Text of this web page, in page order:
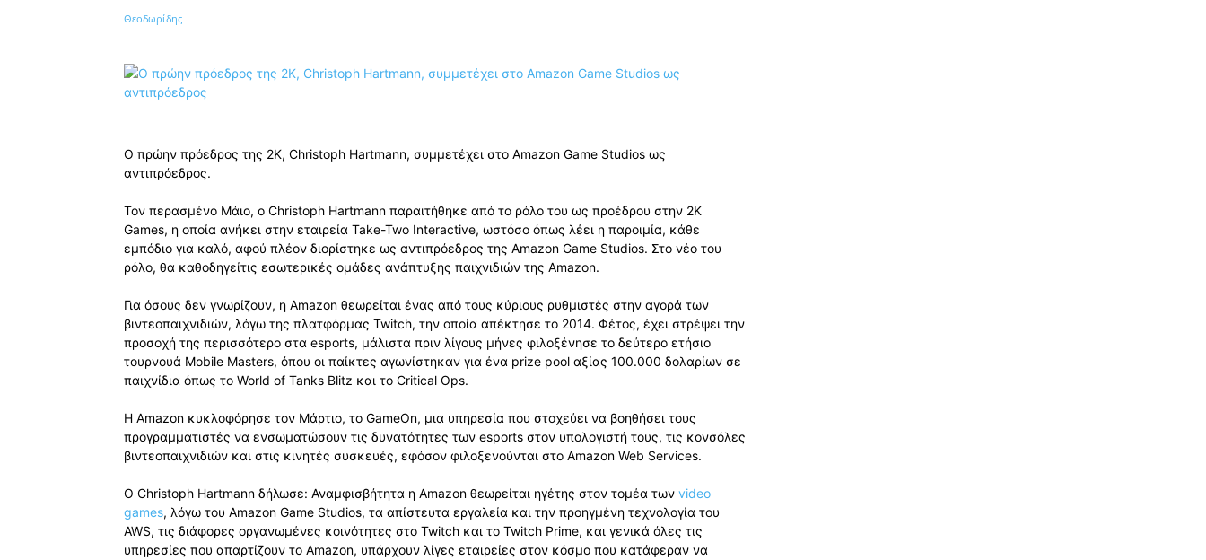
Κοινοποίηση
Ο πρώην πρόεδρος της 2K, Christoph Hartmann, συμμετέχει στο Amazon Game Studios ως
αντιπρόεδρος.
Τον περασμένο Μάιο, ο Christoph Hartmann παραιτήθηκε από το ρόλο του ως προέδρου στην 2K
Games, η οποία ανήκει στην εταιρεία Take-Two Interactive, ωστόσο όπως λέει η παροιμία, κάθε
εμπόδιο για καλό, αφού πλέον διορίστηκε ως αντιπρόεδρος της Amazon Game Studios. Στο νέο του
ρόλο, θα καθοδηγείτις εσωτερικές ομάδες ανάπτυξης παιχνιδιών της Amazon.
Για όσους δεν γνωρίζουν, η Amazon θεωρείται ένας από τους κύριους ρυθμιστές στην αγορά των
βιντεοπαιχνιδιών, λόγω της πλατφόρμας Twitch, την οποία απέκτησε το 2014. Φέτος, έχει στρέψει την
προσοχή της περισσότερο στα esports, μάλιστα πριν λίγους μήνες φιλοξένησε το δεύτερο ετήσιο
τουρνουά Mobile Masters, όπου οι παίκτες αγωνίστηκαν για ένα prize pool αξίας 100.000 δολαρίων σε
παιχνίδια όπως το World of Tanks Blitz και το Critical Ops.
Η Amazon κυκλοφόρησε τον Μάρτιο, το GameOn, μια υπηρεσία που στοχεύει να βοηθήσει τους
προγραμματιστές να ενσωματώσουν τις δυνατότητες των esports στον υπολογιστή τους, τις κονσόλες
βιντεοπαιχνιδιών και στις κινητές συσκευές, εφόσον φιλοξενούνται στο Amazon Web Services.
Ο Christoph Hartmann δήλωσε: Αναμφισβήτητα η Amazon θεωρείται ηγέτης στον τομέα των video
games, λόγω του Amazon Game Studios, τα απίστευτα εργαλεία και την προηγμένη τεχνολογία του
AWS, τις διάφορες οργανωμένες κοινότητες στο Twitch και το Twitch Prime, και γενικά όλες τις
υπηρεσίες που απαρτίζουν το Amazon, υπάρχουν λίγες εταιρείες στον κόσμο που κατάφεραν να